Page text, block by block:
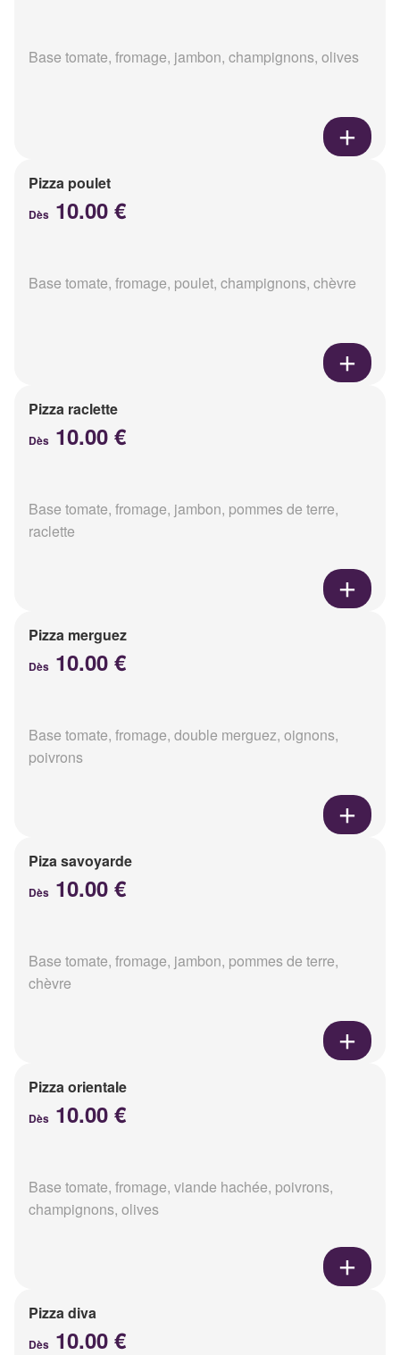
Base tomate, fromage, jambon, champignons, olives
Pizza poulet
Dès 10.00 €
Base tomate, fromage, poulet, champignons, chèvre
Pizza raclette
Dès 10.00 €
Base tomate, fromage, jambon, pommes de terre,
raclette
Pizza merguez
Dès 10.00 €
Base tomate, fromage, double merguez, oignons,
poivrons
Piza savoyarde
Dès 10.00 €
Base tomate, fromage, jambon, pommes de terre,
chèvre
Pizza orientale
Dès 10.00 €
Base tomate, fromage, viande hachée, poivrons,
champignons, olives
Pizza diva
Dès 10.00 €